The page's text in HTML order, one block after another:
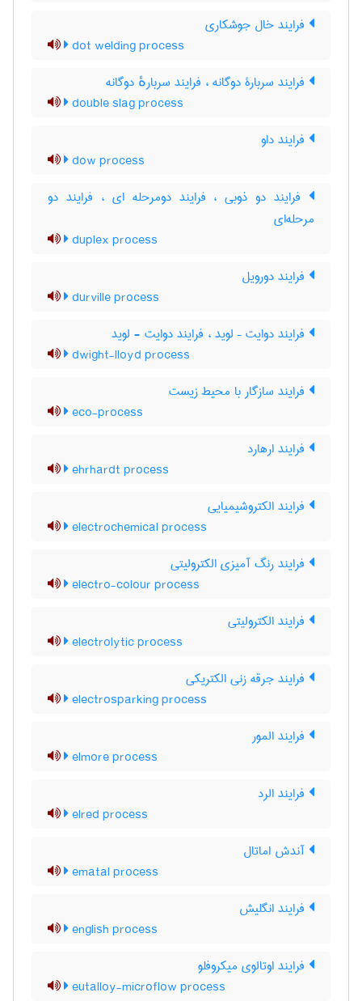
فرایند خال جوشکاری
dot welding process
فرایند سربارۀ دوگانه ، فرایند سربارهٔ دوگانه
double slag process
فرایند داو
dow process
فرایند دو ذوبی ، فرایند دومرحله ای ، فرایند دو
مرحله‌ای
duplex process
فرایند دورویل
durville process
فرایند دوایت – لوید ، فرایند دوایت - لوید
dwight-lloyd process
فرایند سازگار با محیط زیست
eco-process
فرایند ارهارد
ehrhardt process
فرایند الکتروشیمیایی
electrochemical process
فرایند رنگ آمیزی الکترولیتی
electro-colour process
فرایند الکترولیتی
electrolytic process
فرایند جرقه زنی الکتریکی
electrosparking process
فرایند المور
elmore process
فرایند الرد
elred process
آندش اماتال
ematal process
فرایند انگلیش
english process
فرایند اوتالوی میکروفلو
eutalloy-microflow process